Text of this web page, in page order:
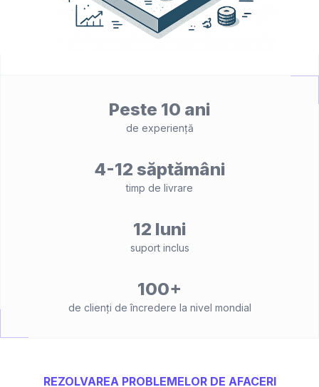
Peste 10 ani
de experiență
4-12 săptămâni
timp de livrare
12 luni
suport inclus
100+
de clienți de încredere la nivel mondial
REZOLVAREA PROBLEMELOR DE AFACERI